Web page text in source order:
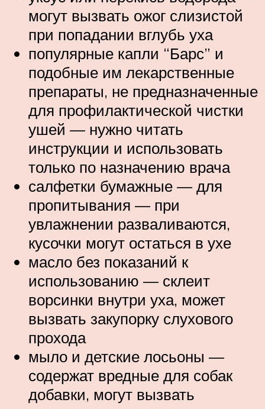
могут вызвать ожог слизистой
при попадании вглубь уха
популярные капли “Барс” и
подобные им лекарственные
препараты, не предназначенные
для профилактической чистки
ушей — нужно читать
инструкции и использовать
только по назначению врача
салфетки бумажные — для
пропитывания — при
увлажнении разваливаются,
кусочки могут остаться в ухе
масло без показаний к
использованию — склеит
ворсинки внутри уха, может
вызвать закупорку слухового
прохода
мыло и детские лосьоны —
содержат вредные для собак
добавки, могут вызвать